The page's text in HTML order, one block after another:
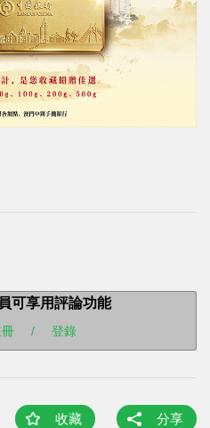
可享用評論功能
/ 登錄
收藏 分享